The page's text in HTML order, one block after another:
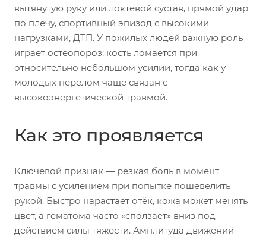
вытянутую руку или локтевой сустав, прямой удар
по плечу, спортивный эпизод с высокими
нагрузками, ДТП. У пожилых людей важную роль
играет остеопороз: кость ломается при
относительно небольшом усилии, тогда как у
молодых перелом чаще связан с
высокоэнергетической травмой.
Как это проявляется
Ключевой признак — резкая боль в момент
травмы с усилением при попытке пошевелить
рукой. Быстро нарастает отёк, кожа может менять
цвет, а гематома часто «сползает» вниз под
действием силы тяжести. Амплитуда движений